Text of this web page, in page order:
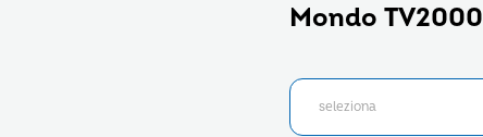
Mondo TV2000